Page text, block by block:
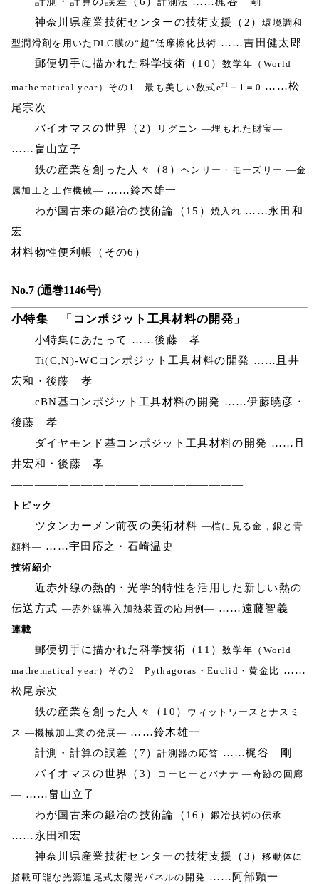
神奈川県産業技術センターの技術支援（2）環境調和
型潤滑剤を用いたDLC膜の“超”低摩擦化技術 ……吉田健太郎
郵便切手に描かれた科学技術（10）数学年（World
mathematical year）その1 最も美しい数式eπi ＋1＝0 ……松
尾宗次
バイオマスの世界（2）
リグニン ―埋もれた財宝―
……畠山立子
鉄の産業を創った人々（8） ヘンリー・モーズリー ―金
属加工と工作機械― ……鈴木雄一
わが国古来の鍛冶の技術論（15） 焼入れ ……永田和
宏
材料物性便利帳（その6）
No.7 (通巻1146号)
小特集 「コンポジット工具材料の開発」
小特集にあたって ……後藤 孝
Ti(C,N)-WCコンポジット工具材料の開発 ……且井
宏和・後藤 孝
cBN基コンポジット工具材料の開発 ……伊藤暁彦・
後藤 孝
ダイヤモンド基コンポジット工具材料の開発 ……且
井宏和・後藤 孝
————————————————————
トピック
ツタンカーメン前夜の美術材料 ―棺に見る金，銀と青
顔料― ……宇田応之・石崎温史
技術紹介
近赤外線の熱的・光学的特性を活用した新しい熱の
伝送方式 ―赤外線導入加熱装置の応用例― ……遠藤智義
連載
郵便切手に描かれた科学技術（11）数学年（World
mathematical year）その2 Pythagoras・Euclid・黄金比 ……
松尾宗次
鉄の産業を創った人々（10） ウィットワースとナスミ
ス ―機械加工業の発展― ……鈴木雄一
計測・計算の誤差（7）計測器の応答 ……梶谷 剛
バイオマスの世界（3）
コーヒーとバナナ ―奇跡の回廊
― ……畠山立子
わが国古来の鍛冶の技術論（16） 鍛冶技術の伝承
……永田和宏
神奈川県産業技術センターの技術支援（3）移動体に
搭載可能な光源追尾式太陽光パネルの開発 ……阿部顕一